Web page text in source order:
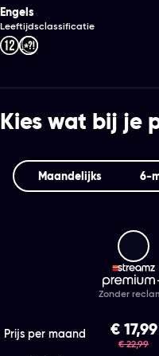
Engels
Leeftijdsclassificatie
Kies wat bij je
Maandelijks
Kies het abonnement en
Zonder
Prijs per maand € 17,99
was
€ 22,99